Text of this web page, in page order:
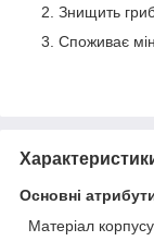
Знищить
Споживає
Основні
Матеріал корпусу